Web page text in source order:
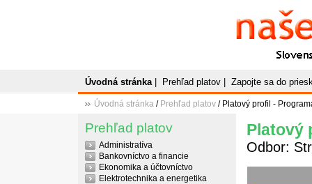
Naše
Slovenský
Úvodná stránka| Prehľad platov Zapojte sa do
Úvodná stránka / Prehľad platov / Platový profil -
Prehľad platov
Administratíva
Bankovníctvo a financie
Ekonomika a účtovníctvo
Elektrotechnika a energetika
Platový
Odbor: